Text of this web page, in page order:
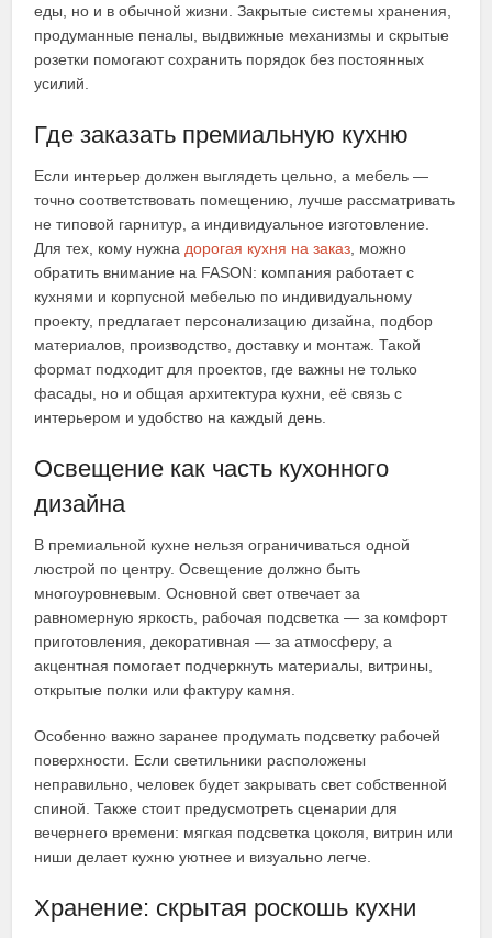
еды, но и в обычной жизни. Закрытые системы хранения,
продуманные пеналы, выдвижные механизмы и скрытые
розетки помогают сохранить порядок без постоянных
усилий.
Где заказать премиальную кухню
Если интерьер должен выглядеть цельно, а мебель —
точно соответствовать помещению, лучше рассматривать
не типовой гарнитур, а индивидуальное изготовление.
Для тех, кому нужна дорогая кухня на заказ , можно
обратить внимание на FASON: компания работает с
кухнями и корпусной мебелью по индивидуальному
проекту, предлагает персонализацию дизайна, подбор
материалов, производство, доставку и монтаж. Такой
формат подходит для проектов, где важны не только
фасады, но и общая архитектура кухни, её связь с
интерьером и удобство на каждый день.
Освещение как часть кухонного
дизайна
В премиальной кухне нельзя ограничиваться одной
люстрой по центру. Освещение должно быть
многоуровневым. Основной свет отвечает за
равномерную яркость, рабочая подсветка — за комфорт
приготовления, декоративная — за атмосферу, а
акцентная помогает подчеркнуть материалы, витрины,
открытые полки или фактуру камня.
Особенно важно заранее продумать подсветку рабочей
поверхности. Если светильники расположены
неправильно, человек будет закрывать свет собственной
спиной. Также стоит предусмотреть сценарии для
вечернего времени: мягкая подсветка цоколя, витрин или
ниши делает кухню уютнее и визуально легче.
Хранение: скрытая роскошь кухни